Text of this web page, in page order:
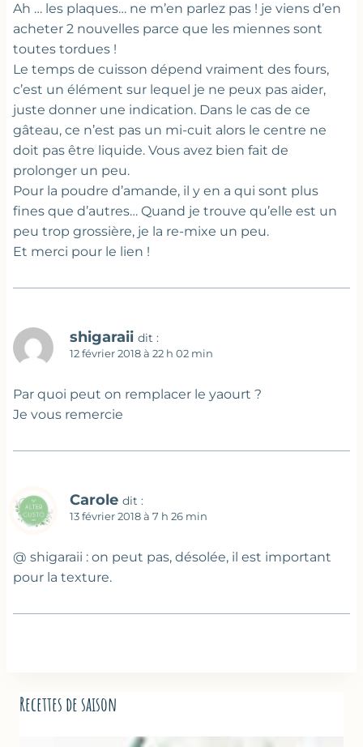
Ah … les plaques… ne m’en parlez pas ! je viens d’en
acheter 2 nouvelles parce que les miennes sont
toutes tordues !
Le temps de cuisson dépend vraiment des fours,
c’est un élément sur lequel je ne peux pas aider,
juste donner une indication. Dans le cas de ce
gâteau, ce n’est pas un mi-cuit alors le centre ne
doit pas être liquide. Vous avez bien fait de
prolonger un peu.
Pour la poudre d’amande, il y en a qui sont plus
fines que d’autres… Quand je trouve qu’elle est un
peu trop grossière, je la re-mixe un peu.
Et merci pour le lien !
shigaraii dit :
12 février 2018 à 22 h 02 min
Par quoi peut on remplacer le yaourt ?
Je vous remercie
Carole dit :
13 février 2018 à 7 h 26 min
@ shigaraii : on peut pas, désolée, il est important
pour la texture.
Recettes de saison